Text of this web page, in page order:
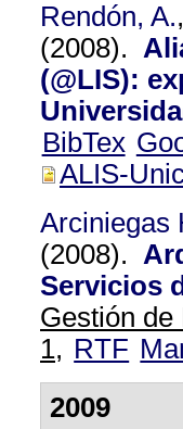
Rendón, A.,
(2008).
(@LIS):
BibTex
ALIS-
Arciniegas
(2008).
Servicios
Gestión de
1, RTF
2009